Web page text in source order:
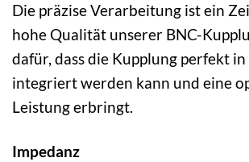
Die präzise Verarbeitung ist ein
hohe Qualität unserer BNC-
dafür, dass die Kupplung perfekt
integriert werden kann und eine
Leistung erbringt.
Impedanz